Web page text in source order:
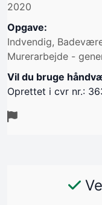
2020
Opgave:
Indvendig,
Murerarbejde -
Vil du bruge
Oprettet i cvr nr.: